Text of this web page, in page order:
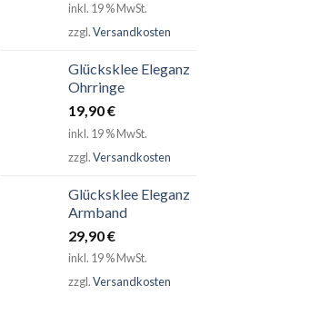
inkl. 19 % MwSt.
zzgl.Versandkosten
Glücksklee Eleganz
Ohrringe
19,90€
inkl. 19 % MwSt.
zzgl.Versandkosten
Glücksklee Eleganz
Armband
29,90€
inkl. 19 % MwSt.
zzgl.Versandkosten